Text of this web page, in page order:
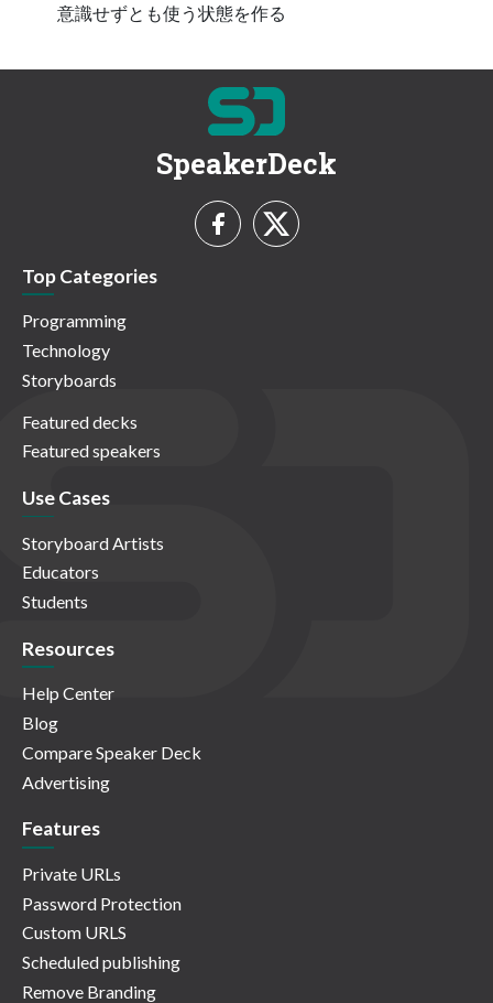
意識せずとも使う状態を作る
SpeakerDeck
Top Categories
Programming
Technology
Storyboards
Featured decks
Featured speakers
Use Cases
Storyboard Artists
Educators
Students
Resources
Help Center
Blog
Compare Speaker Deck
Advertising
Features
Private URLs
Password Protection
Custom URLS
Scheduled publishing
Remove Branding